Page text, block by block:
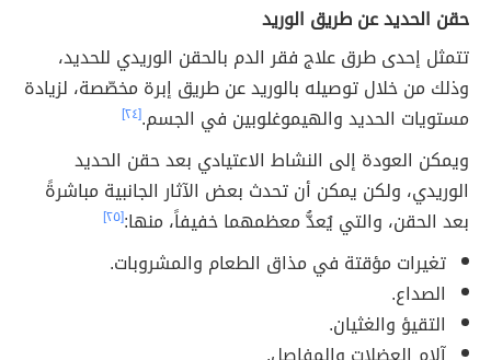
حقن الحديد عن طريق الوريد
تتمثل إحدى طرق علاج فقر الدم بالحقن الوريدي للحديد،
وذلك من خلال توصيله بالوريد عن طريق إبرة مخصّصة، لزيادة
مستويات الحديد والهيموغلوبين في الجسم.[٢٤]
ويمكن العودة إلى النشاط الاعتيادي بعد حقن الحديد
الوريدي، ولكن يمكن أن تحدث بعض الآثار الجانبية مباشرةً
بعد الحقن، والتي يُعدُّ معظمهما خفيفاً، منها:[٢٥]
تغيرات مؤقتة في مذاق الطعام والمشروبات.
الصداع.
التقيؤ والغثيان.